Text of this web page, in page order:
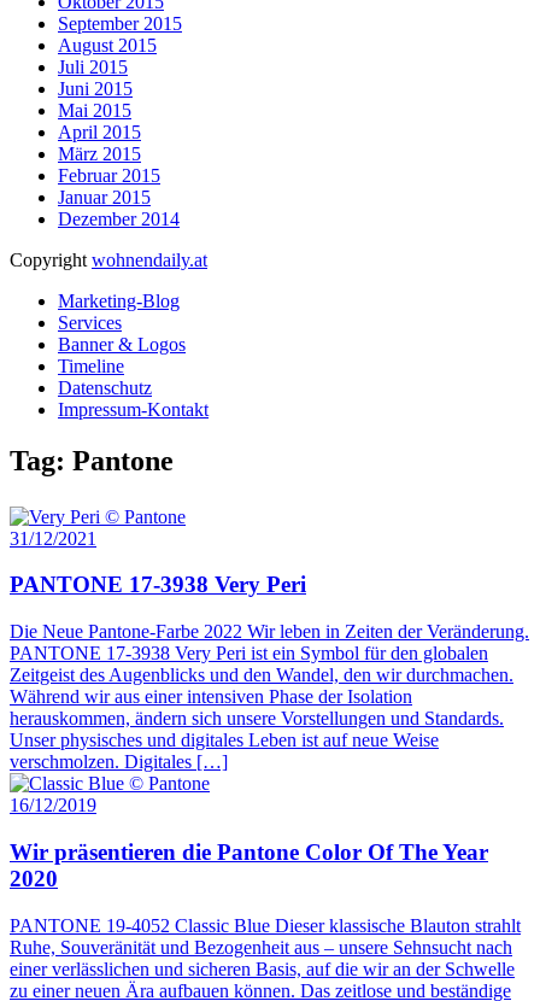
September 2015
August 2015
Juli 2015
Juni 2015
Mai 2015
April 2015
März 2015
Februar 2015
Januar 2015
Dezember 2014
Copyright wohnendaily.at
Marketing-Blog
Services
Banner & Logos
Timeline
Datenschutz
Impressum-Kontakt
Tag: Pantone
31/12/2021
PANTONE 17-3938 Very Peri
Die Neue Pantone-Farbe 2022 Wir leben in Zeiten der Veränderung.
PANTONE 17-3938 Very Peri ist ein Symbol für den globalen
Zeitgeist des Augenblicks und den Wandel, den wir durchmachen.
Während wir aus einer intensiven Phase der Isolation
herauskommen, ändern sich unsere Vorstellungen und Standards.
Unser physisches und digitales Leben ist auf neue Weise
verschmolzen. Digitales […]
16/12/2019
Wir präsentieren die Pantone Color Of The Year
2020
PANTONE 19-4052 Classic Blue Dieser klassische Blauton strahlt
Ruhe, Souveränität und Bezogenheit aus – unsere Sehnsucht nach
einer verlässlichen und sicheren Basis, auf die wir an der Schwelle
zu einer neuen Ära aufbauen können. Das zeitlose und beständige